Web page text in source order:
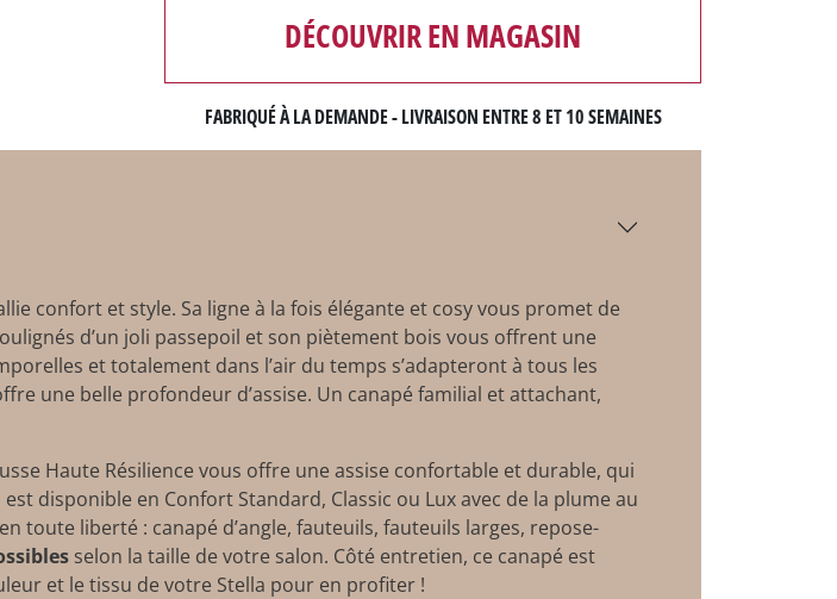
DÉCOUVRIR EN MAGASIN
FABRIQUÉ À LA DEMANDE - LIVRAISON ENTRE 8 ET 10 SEMAINES
confort et style. Sa ligne à la fois élégante et cosy vous promet de
d’un joli passepoil et son piètement bois vous offrent une
et totalement dans l’air du temps s’adapteront à tous les
une belle profondeur d’assise. Un canapé familial et attachant,
Haute Résilience vous offre une assise confortable et durable, qui
est disponible en Confort Standard, Classic ou Lux avec de la plume au
toute liberté : canapé d’angle, fauteuils, fauteuils larges, repose-
selon la taille de votre salon. Côté entretien, ce canapé est
et le tissu de votre Stella pour en profiter !